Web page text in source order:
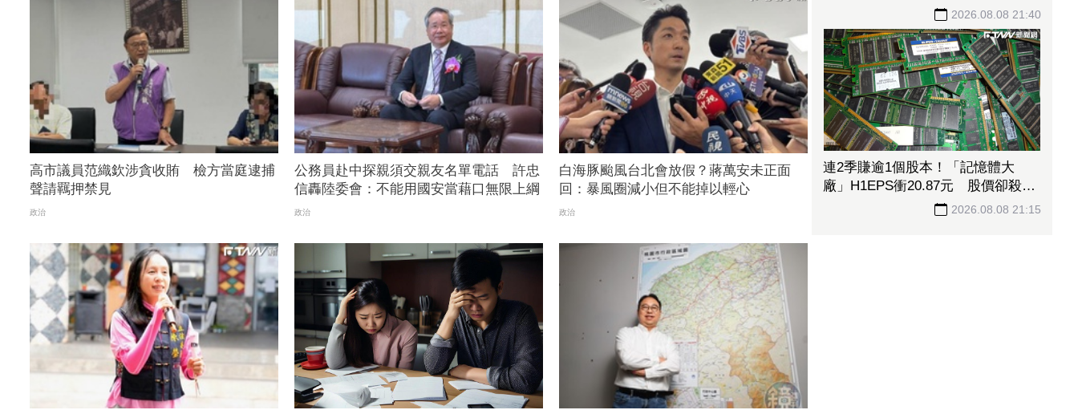
高市議員范織欽涉貪收賄 檢方當庭逮捕
聲請羈押禁見
政治
公務員赴中探親須交親友名單電話 許忠
信轟陸委會：不能用國安當藉口無限上綱
政治
白海豚颱風台北會放假？蔣萬安未正面
回：暴風圈減小但不能掉以輕心
政治
檔」單月營收首跨9千億、法說前夕
吸買氣
2026.08.08 21:40
連2季賺逾1個股本！「記憶體大
廠」H1EPS衝20.87元 股價卻殺至
2026.08.08 21:15